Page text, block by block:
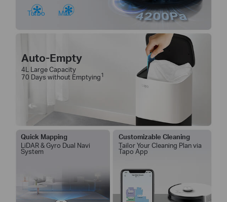
Turbo Max
Quick Mapping
LiDAR & Gyro Dual Navi
System
Customizable Cleaning
Tailor Your Cleaning Plan via
Tapo App
Auto-Empty
4L Large Capacity
70 Days without Emptying1